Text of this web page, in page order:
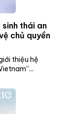
sinh thái an
chủ quyền
thiệu hệ